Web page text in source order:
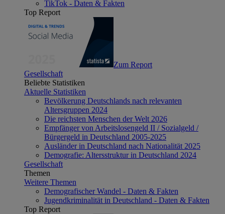
TikTok - Daten & Fakten
Top Report
Zum Report
Gesellschaft
Beliebte Statistiken
Aktuelle Statistiken
Bevölkerung Deutschlands nach relevanten
Altersgruppen 2024
Die reichsten Menschen der Welt 2026
Empfänger von Arbeitslosengeld II / Sozialgeld /
Bürgergeld in Deutschland 2005-2025
Ausländer in Deutschland nach Nationalität 2025
Demografie: Altersstruktur in Deutschland 2024
Gesellschaft
Themen
Weitere Themen
Demografischer Wandel - Daten & Fakten
Jugendkriminalität in Deutschland - Daten & Fakten
Top Report